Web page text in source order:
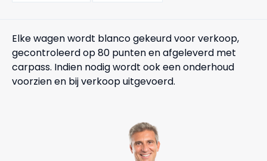
Elke wagen wordt blanco gekeurd voor verkoop,
gecontroleerd op 80 punten en afgeleverd met
carpass. Indien nodig wordt ook een onderhoud
voorzien en bij verkoop uitgevoerd.